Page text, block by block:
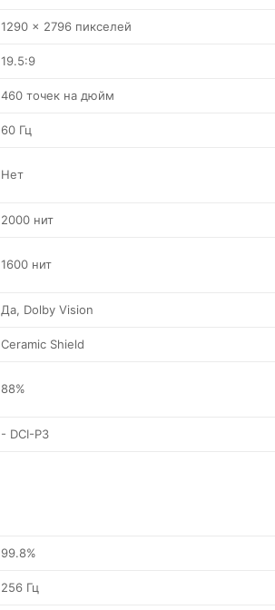
1290 x 2796 пикселей
19.5:9
460 точек на дюйм
60 Гц
Нет
2000 нит
1600 нит
Да, Dolby Vision
Ceramic Shield
88%
- DCI-P3
99.8%
256 Гц